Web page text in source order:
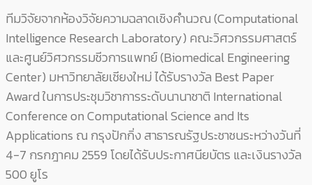
ทีมวิจัยจากห้องวิจัยความฉลาดเชิงคำนวณ (Computational
Intelligence Research Laboratory) คณะวิศวกรรมศาสตร์
และศูนย์วิศวกรรมชีวการแพทย์ (Biomedical Engineering
Center) มหาวิทยาลัยเชียงใหม่ ได้รับรางวัล Best Paper
Award ในการประชุมวิชาการระดับนานาชาติ International
Conference on Computational Science and Its
Applications ณ กรุงปักกิ่ง สาธารณรัฐประชาชนระหว่างวันที่
4-7 กรกฎาคม 2559 โดยได้รับประกาศนียบัตร และเงินรางวัล
500 ยูโร